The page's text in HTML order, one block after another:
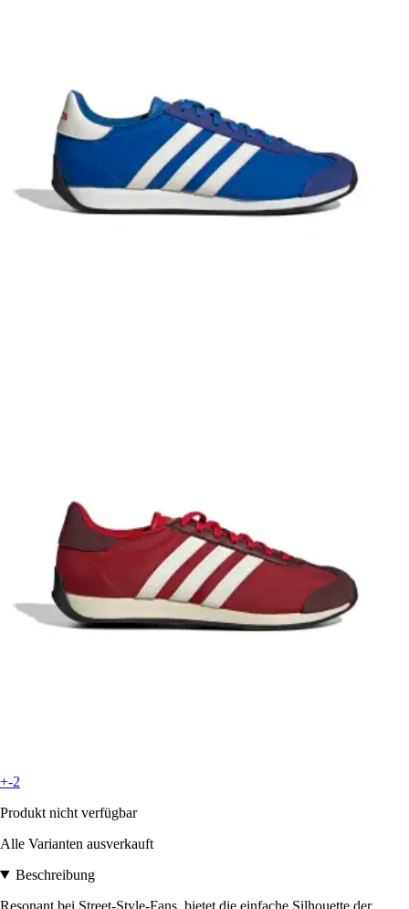
+-2
Produkt nicht verfügbar
Alle Varianten ausverkauft
Beschreibung
Resonant bei Street-Style-Fans, bietet die einfache Silhouette der